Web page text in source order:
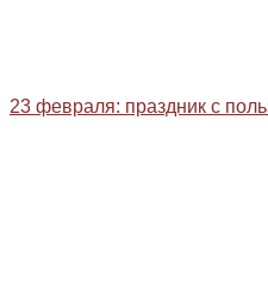
23 февраля: праздник с